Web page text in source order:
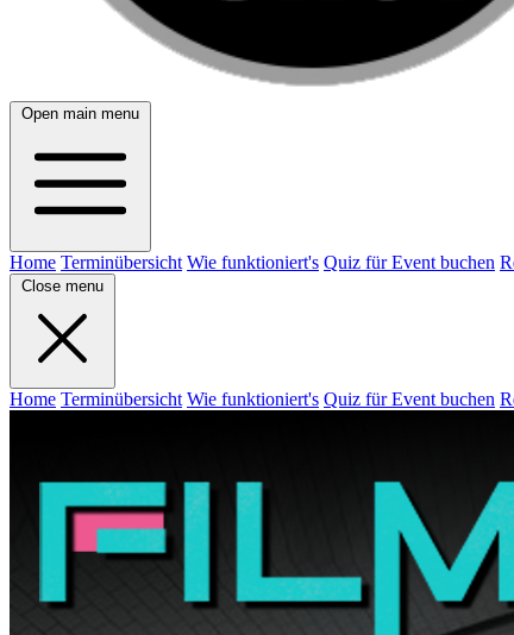
Open main menu
Home Terminübersicht Wie funktioniert's Quiz für Event buchen
Close menu
Home Terminübersicht Wie funktioniert's Quiz für Event buchen